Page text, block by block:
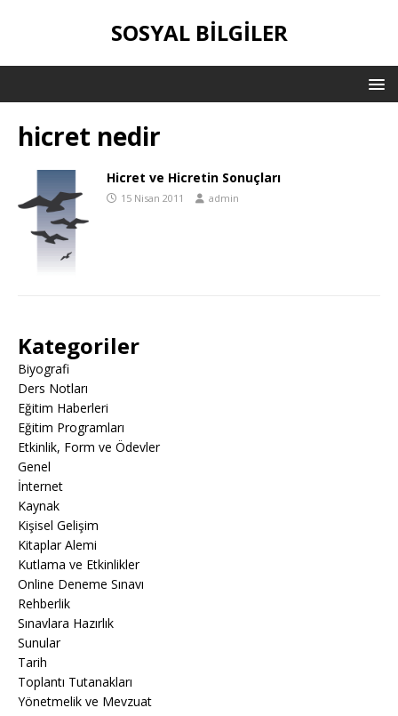
SOSYAL BILGILER
hicret nedir
Hicret ve Hicretin Sonuçları
15 Nisan 2011 admin
Kategoriler
Biyografi
Ders Notları
Eğitim Haberleri
Eğitim Programları
Etkinlik, Form ve Ödevler
Genel
İnternet
Kaynak
Kişisel Gelişim
Kitaplar Alemi
Kutlama ve Etkinlikler
Online Deneme Sınavı
Rehberlik
Sınavlara Hazırlık
Sunular
Tarih
Toplantı Tutanakları
Yönetmelik ve Mevzuat